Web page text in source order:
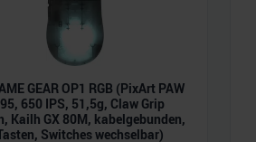
GEAR OP1 RGB (PixArt PAW
650 IPS, 51,5g, Claw Grip
Kailh GX 80M, kabelgebunden,
Switches wechselbar)